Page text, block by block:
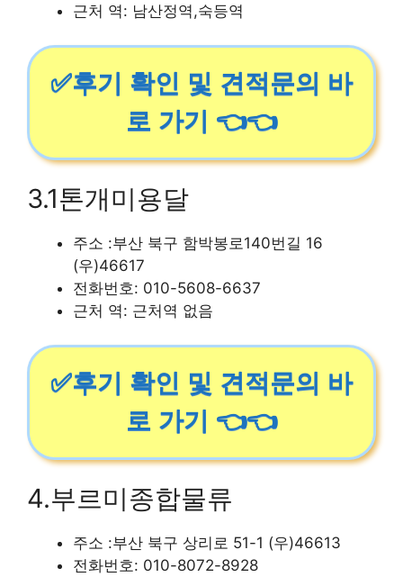
근처 역: 남산정역,숙등역
✅후기 확인 및 견적문의 바
로 가기 👈👈
3.1톤개미용달
주소 :부산 북구 함박봉로140번길 16
(우)46617
전화번호: 010-5608-6637
근처 역: 근처역 없음
✅후기 확인 및 견적문의 바
로 가기 👈👈
4.부르미종합물류
주소 :부산 북구 상리로 51-1 (우)46613
전화번호: 010-8072-8928